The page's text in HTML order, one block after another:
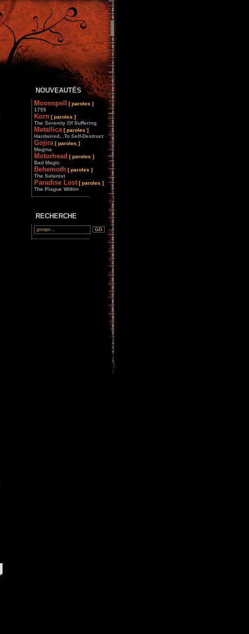
NOUVEAUTÉS
Moonspell
[ paroles ]
1755
Korn [ paroles ]
The Serenity Of Suffering
Metallica [ paroles ]
Hardwired...To Self-Destruct
Gojira [ paroles ]
Magma
Motorhead [ paroles ]
Bad Magic
Behemoth [ paroles ]
The Satanist
Paradise Lost [ paroles ]
The Plague Within
________________
RECHERCHE
________________